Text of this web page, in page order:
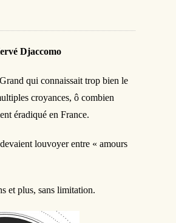
Djaccomo
qui connaissait trop bien le
croyances, ô combien
éradiqué en France.
louvoyer entre « amours
et plus, sans limitation.